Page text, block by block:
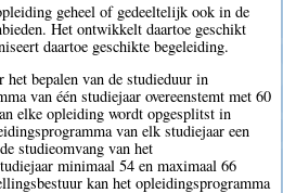
geheel of gedeeltelijk ook in de
Het ontwikkelt daartoe geschikt
daartoe geschikte begeleiding.
bepalen van de studieduur in
van één studiejaar overeenstemt met 60
elke opleiding wordt opgesplitst in
van elk studiejaar een
studieomvang van het
minimaal 54 en maximaal 66
kan het opleidingsprogramma